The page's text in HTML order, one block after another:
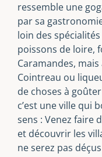
ressemble une
par sa
loin des
poissons de loire,
Caramandes,
Cointreau ou
de choses à
c’est une ville qui
sens : Venez faire
et découvrir les
ne serez pas